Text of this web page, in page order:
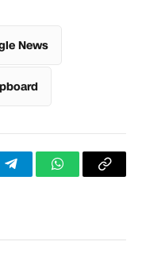
News
TelegramWhatsApp